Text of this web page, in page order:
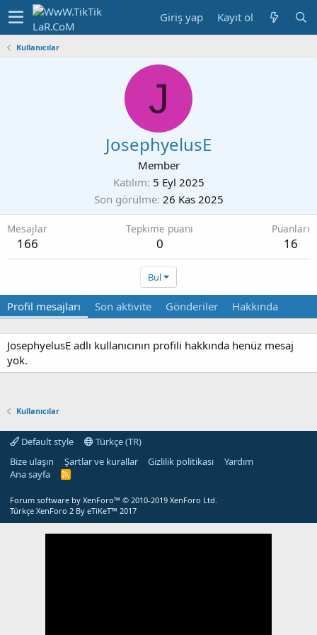
Giriş yap Kayıt ol
Kullanıcılar
J
JosephyelusE
Member
Katılım 5 Eyl 2025
Son görülme 26 Kas 2025
Mesajlar
166
Tepkime puanı
0
Puanları
16
Bul
Profil mesajları Son aktivite Gönderiler Hakkında
JosephyelusE adlı kullanıcının profili hakkında henüz mesaj
yok.
Kullanıcılar
Default style
Türkçe (TR)
Bize ulaşın
Şartlar ve kurallar Gizlilik politikası
Yardım
Ana sayfa
R
Forum software by XenForo™ © 2010-2019 XenForo Ltd.
Türkçe XenForo 2 By eTiKeT™ 2017